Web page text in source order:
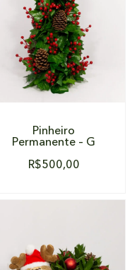
DETALHES
Pinheiro
Permanente – G
R$500,00